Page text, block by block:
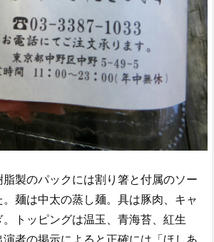
製のパックには割り箸と付属のソー
麺は中太の蒸し麺。具は豚肉、キャ
トッピングは温玉、青海苔、紅生
者の掲示によると正確には「ほしあ